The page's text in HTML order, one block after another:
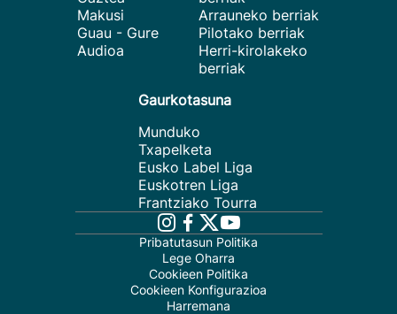
Makusi
Guau - Gure
Audioa
Arrauneko berriak
Pilotako berriak
Herri-kirolakeko
berriak
Gaurkotasuna
Munduko
Txapelketa
Eusko Label Liga
Euskotren Liga
Frantziako Tourra
Pribatutasun Politika
Lege Oharra
Cookieen Politika
Cookieen Konfigurazioa
Harremana